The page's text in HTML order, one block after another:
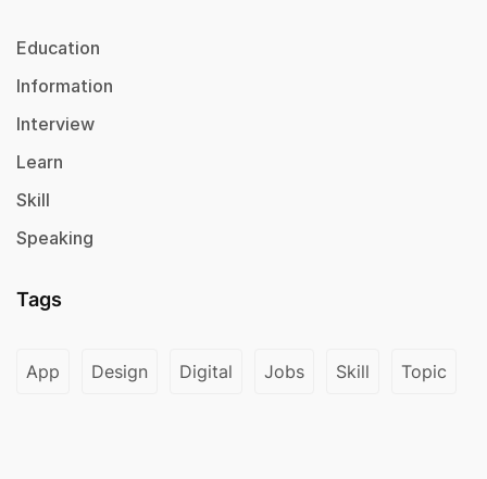
Education
Information
Interview
Learn
Skill
Speaking
Tags
App Design Digital Jobs Skill Topic